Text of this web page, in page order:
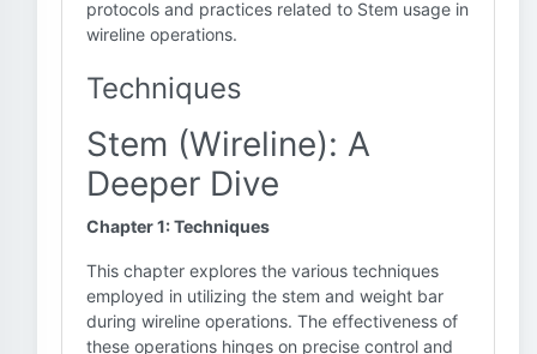
protocols and practices related to Stem usage in
wireline operations.
Techniques
Stem (Wireline): A
Deeper Dive
Chapter 1: Techniques
This chapter explores the various techniques
employed in utilizing the stem and weight bar
during wireline operations. The effectiveness of
these operations hinges on precise control and